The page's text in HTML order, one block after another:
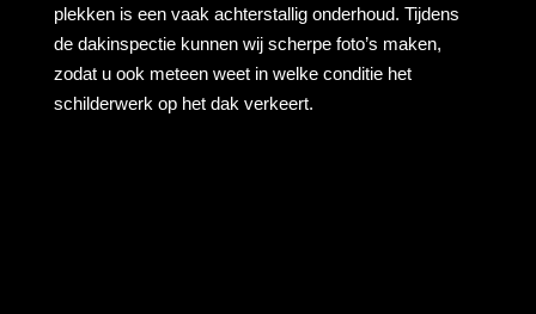
plekken is een vaak achterstallig onderhoud. Tijdens
de dakinspectie kunnen wij scherpe foto’s maken,
zodat u ook meteen weet in welke conditie het
schilderwerk op het dak verkeert.